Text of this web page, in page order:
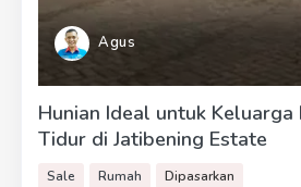
Agus
Hunian Ideal untuk Keluarga
Tidur di Jatibening Estate
Sale Rumah Dipasarkan